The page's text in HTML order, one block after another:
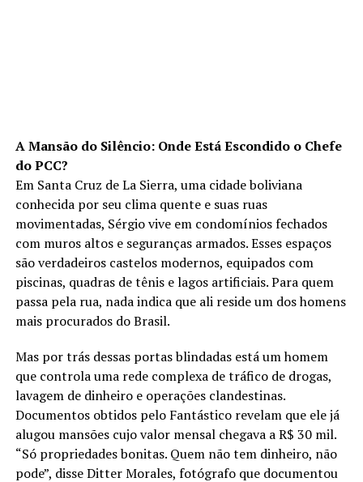
A Mansão do Silêncio: Onde Está Escondido o Chefe
do PCC?
Em Santa Cruz de La Sierra, uma cidade boliviana
conhecida por seu clima quente e suas ruas
movimentadas, Sérgio vive em condomínios fechados
com muros altos e seguranças armados. Esses espaços
são verdadeiros castelos modernos, equipados com
piscinas, quadras de tênis e lagos artificiais. Para quem
passa pela rua, nada indica que ali reside um dos homens
mais procurados do Brasil.
Mas por trás dessas portas blindadas está um homem
que controla uma rede complexa de tráfico de drogas,
lavagem de dinheiro e operações clandestinas.
Documentos obtidos pelo Fantástico revelam que ele já
alugou mansões cujo valor mensal chegava a R$ 30 mil.
“Só propriedades bonitas. Quem não tem dinheiro, não
pode”, disse Ditter Morales, fotógrafo que documentou